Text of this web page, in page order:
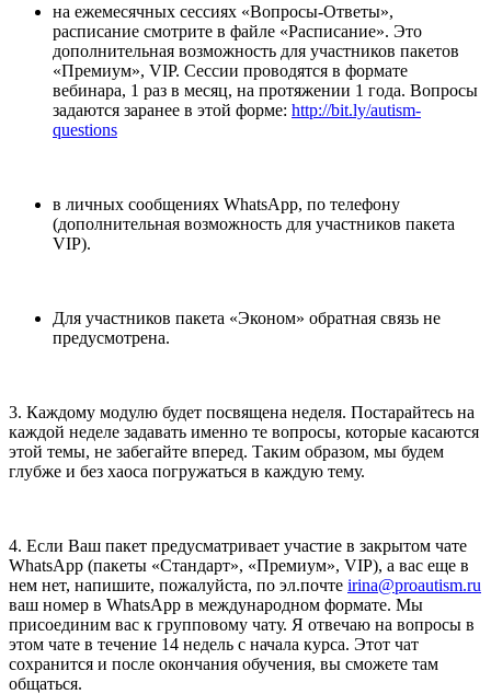
на ежемесячных сессиях «Вопросы-Ответы»,
расписание смотрите в файле «Расписание». Это
дополнительная возможность для участников пакетов
«Премиум», VIP. Сессии проводятся в формате
вебинара, 1 раз в месяц, на протяжении 1 года. Вопросы
задаются заранее в этой форме: http://bit.ly/autism-
questions
в личных сообщениях WhatsApp, по телефону
(дополнительная возможность для участников пакета
VIP).
Для участников пакета «Эконом» обратная связь не
предусмотрена.
3. Каждому модулю будет посвящена неделя. Постарайтесь на
каждой неделе задавать именно те вопросы, которые касаются
этой темы, не забегайте вперед. Таким образом, мы будем
глубже и без хаоса погружаться в каждую тему.
4. Если Ваш пакет предусматривает участие в закрытом чате
WhatsApp (пакеты «Стандарт», «Премиум», VIP), а вас еще в
нем нет, напишите, пожалуйста, по эл.почте irina@proautism.ru
ваш номер в WhatsApp в международном формате. Мы
присоединим вас к групповому чату. Я отвечаю на вопросы в
этом чате в течение 14 недель с начала курса. Этот чат
сохранится и после окончания обучения, вы сможете там
общаться.